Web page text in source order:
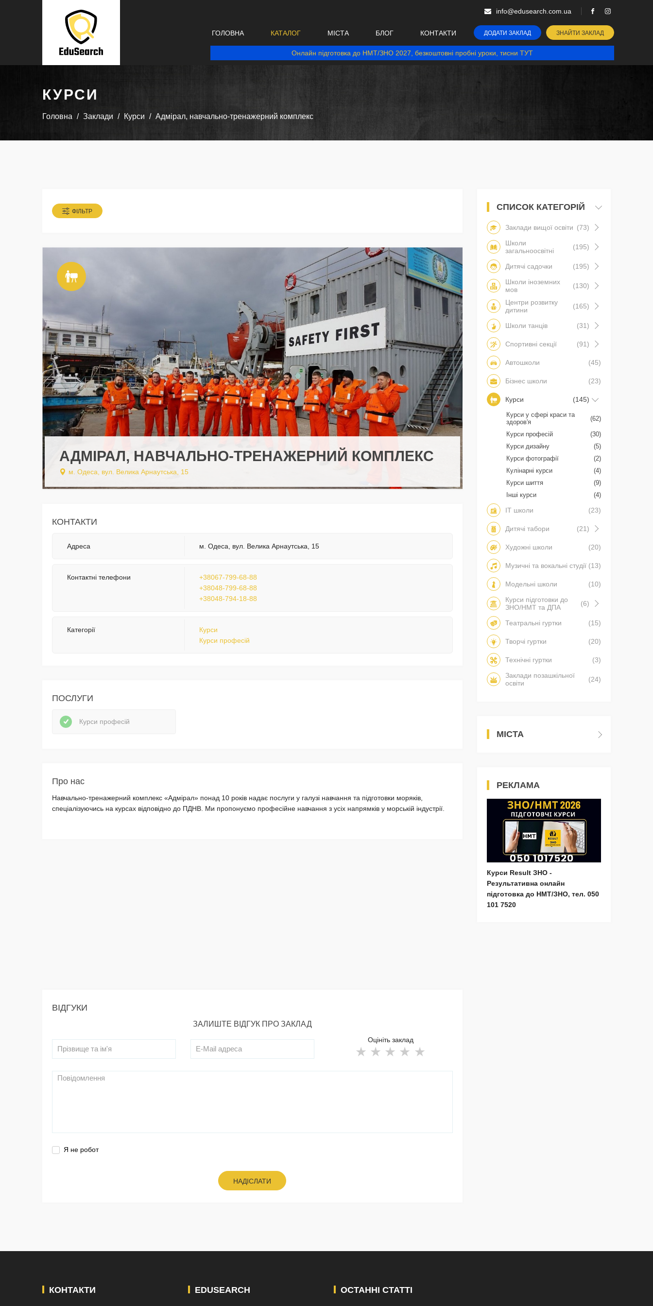
info@edusearch.com.ua
ГОЛОВНА КАТАЛОГ МІСТА БЛОГ КОНТАКТИ ДОДАТИ ЗАКЛАД ЗНАЙТИ ЗАКЛАД
Онлайн підготовка до НМТ/ЗНО 2027, безкоштовні пробні уроки, тисни ТУТ
КУРСИ
Головна Заклади Курси Адмірал, навчально-тренажерний комплекс
ФІЛЬТР
АДМІРАЛ, НАВЧАЛЬНО-ТРЕНАЖЕРНИЙ КОМПЛЕКС
м. Одеса, вул. Велика Арнаутська, 15
КОНТАКТИ
Адреса м. Одеса, вул. Велика Арнаутська, 15
Контактні телефони
+38067-799-68-88
+38048-799-68-88
+38048-794-18-88
Категорії
Курси
Курси професій
ПОСЛУГИ
Курси професій
Про нас
Навчально-тренажерний комплекс «Адмірал» понад 10 років надає послуги у галузі навчання та підготовки моряків,
спеціалізуючись на курсах відповідно до ПДНВ. Ми пропонуємо професійне навчання з усіх напрямків у морській індустрії.
ВІДГУКИ
ЗАЛИШТЕ ВІДГУК ПРО ЗАКЛАД
Оцініть заклад
Я не робот
НАДІСЛАТИ
СПИСОК КАТЕГОРІЙ
Заклади вищої освіти (73)
Школи
загальноосвітні
(195)
Дитячі садочки
(195)
Школи іноземних
мов
(130)
Центри розвитку
дитини
(165)
Школи танців (31)
Спортивні секції (91)
Автошколи (45)
Бізнес школи (23)
Курси (145)
Курси у сфері краси та
здоров'я
(62)
Курси професій
(30)
Курси дизайну
(5)
Курси фотографії
(2)
Кулінарні курси
(4)
Курси шиття
(9)
Інші курси
(4)
IT школи (23)
Дитячі табори (21)
Художні школи (20)
Музичні та вокальні студії (13)
Модельні школи
(10)
Курси підготовки до
ЗНО/НМТ та ДПА
(6)
Театральні гуртки (15)
Творчі гуртки (20)
Технічні гуртки
(3)
Заклади позашкільної
освіти
(24)
МІСТА
РЕКЛАМА
Курси Result ЗНО -
Результативна онлайн
підготовка до НМТ/ЗНО, тел. 050
101 7520
КОНТАКТИ EDUSEARCH ОСТАННІ СТАТТІ